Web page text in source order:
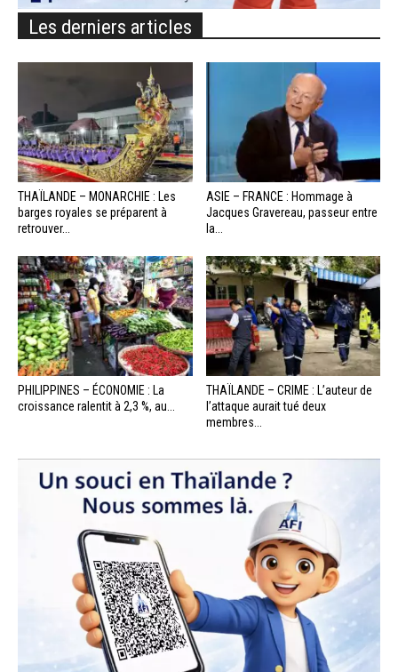
Les derniers articles
THAÏLANDE – MONARCHIE : Les
barges royales se préparent à
retrouver...
ASIE – FRANCE : Hommage à
Jacques Gravereau, passeur entre
la...
PHILIPPINES – ÉCONOMIE : La
croissance ralentit à 2,3 %, au...
THAÏLANDE – CRIME : L’auteur de
l’attaque aurait tué deux
membres...